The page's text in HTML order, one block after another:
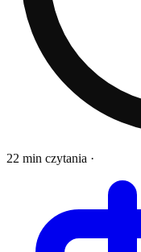
22 min czytania ·